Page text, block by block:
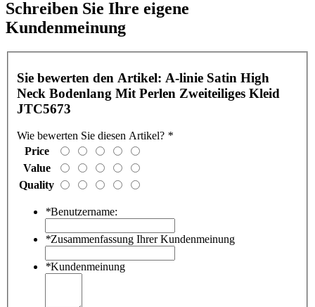
Schreiben Sie Ihre eigene
Kundenmeinung
Sie bewerten den Artikel: A-linie Satin High
Neck Bodenlang Mit Perlen Zweiteiliges Kleid
JTC5673
Wie bewerten Sie diesen Artikel? *
Price
Value
Quality
*Benutzername:
*Zusammenfassung Ihrer Kundenmeinung
*Kundenmeinung